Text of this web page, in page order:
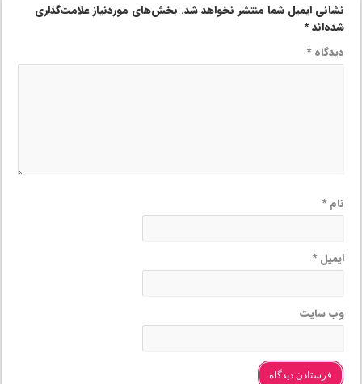
نشانی ایمیل شما منتشر نخواهد شد. بخش‌های موردنیاز علامت‌گذاری
شده‌اند*
دیدگاه*
نام*
ایمیل*
وب‌ سایت